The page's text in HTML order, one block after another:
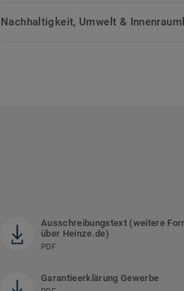
Nachhaltigkeit, Umwelt &
Ausschreibungstext (weitere
über Heinze.de)
PDF
Garantieerklärung Gewerbe